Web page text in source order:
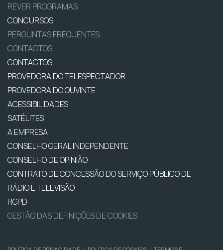
REVER PROGRAMAS
CONCURSOS
PERGUNTAS FREQUENTES
CONTACTOS
CONTACTOS
PROVEDORA DO TELESPECTADOR
PROVEDORA DO OUVINTE
ACESSIBILIDADES
SATÉLITES
A EMPRESA
CONSELHO GERAL INDEPENDENTE
CONSELHO DE OPINIÃO
CONTRATO DE CONCESSÃO DO SERVIÇO PÚBLICO DE
RÁDIO E TELEVISÃO
RGPD
GESTÃO DAS DEFINIÇÕES DE COOKIES